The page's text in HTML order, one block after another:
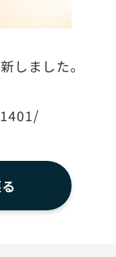
しました。